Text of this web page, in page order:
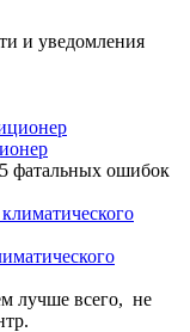
и уведомления
фатальных ошибок
лучше всего, не